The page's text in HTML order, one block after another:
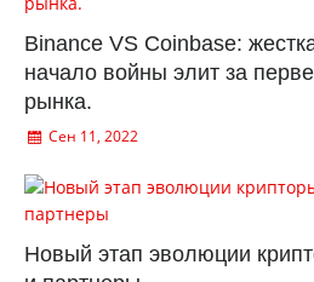
Binance VS Coinbase:
начало войны элит за
рынка.
Сен 11, 2022
Новый этап эволюции